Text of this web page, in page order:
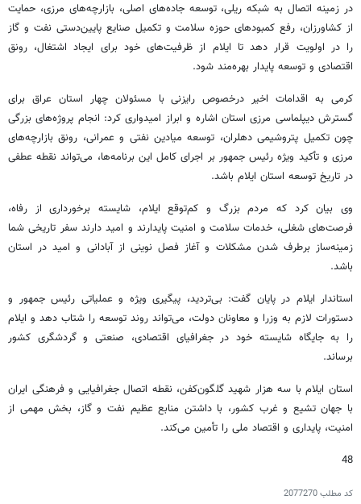
در زمینه اتصال به شبکه ریلی، توسعه جاده‌های اصلی، بازارچه‌های مرزی، حمایت
از کشاورزان، رفع کمبودهای حوزه سلامت و تکمیل صنایع پایین‌دستی نفت و گاز
را در اولویت قرار دهد تا ایلام از ظرفیت‌های خود برای ایجاد اشتغال، رونق
اقتصادی و توسعه پایدار بهره‌مند شود.
کرمی به اقدامات اخیر درخصوص رایزنی با مسئولان چهار استان عراق برای
گسترش دیپلماسی مرزی استان اشاره و ابراز امیدواری کرد: انجام پروژه‌های بزرگی
چون تکمیل پتروشیمی دهلران، توسعه میادین نفتی و عمرانی، رونق بازارچه‌های
مرزی و تأکید ویژه رئیس جمهور بر اجرای کامل این برنامه‌ها، می‌تواند نقطه عطفی
در تاریخ توسعه استان ایلام باشد.
وی بیان کرد که مردم بزرگ و کم‌توقع ایلام، شایسته برخورداری از رفاه،
فرصت‌های شغلی، خدمات سلامت و امنیت پایدارند و امید دارند سفر تاریخی شما
زمینه‌ساز برطرف شدن مشکلات و آغاز فصل نوینی از آبادانی و امید در استان
باشد.
استاندار ایلام در پایان گفت: بی‌تردید، پیگیری ویژه و عملیاتی رئیس جمهور و
دستورات لازم به وزرا و معاونان دولت، می‌تواند روند توسعه را شتاب دهد و ایلام
را به جایگاه شایسته خود در جغرافیای اقتصادی، صنعتی و گردشگری کشور
برساند.
استان ایلام با سه هزار شهید گلگون‌کفن، نقطه اتصال جغرافیایی و فرهنگی ایران
با جهان تشیع و غرب کشور، با داشتن منابع عظیم نفت و گاز، بخش مهمی از
امنیت، پایداری و اقتصاد ملی را تأمین می‌کند.
48
کد مطلب2077270